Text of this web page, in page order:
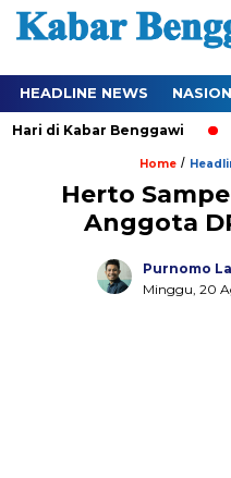
HEADLINE NEWS
Kabar Benggawi Ikuti
Home/
Herto
Anggota
Purnomo
Minggu, 20